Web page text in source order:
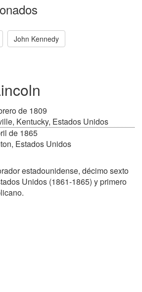
John Kennedy
de 1809
Kentucky, Estados Unidos
de 1865
Estados Unidos
estadounidense, décimo sexto
Unidos (1861-1865) y primero